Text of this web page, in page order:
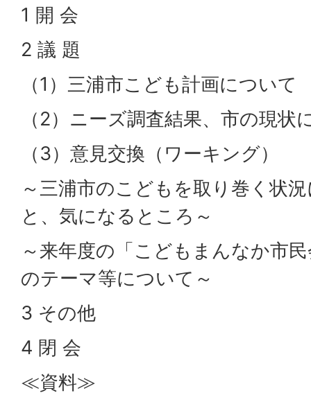
1 開 会
2 議 題
（1）三浦市こども計画について
（2）ニーズ調査結果、市の現状
（3）意見交換（ワーキング）
～三浦市のこどもを取り巻く状
と、気になるところ～
～来年度の「こどもまんなか市
のテーマ等について～
3 その他
4 閉 会
≪資料≫